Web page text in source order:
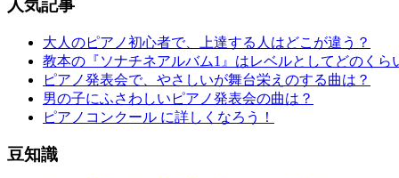
人気記事
大人のピアノ初心者で、上達する人はどこが違う？
教本の『ソナチネアルバム1』はレベルとしてどのくら
ピアノ発表会で、やさしいが舞台栄えのする曲は？
男の子にふさわしいピアノ発表会の曲は？
ピアノコンクール に詳しくなろう！
豆知識